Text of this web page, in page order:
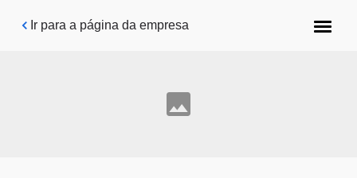
Pular para o conteúdo principal
Ir para a página da empresa